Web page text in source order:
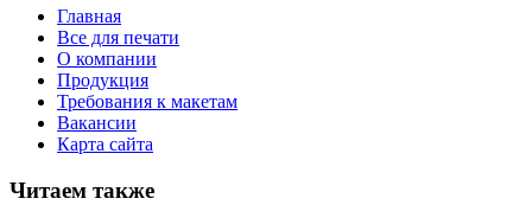
Главная
Все для печати
О компании
Продукция
Требования к макетам
Вакансии
Карта сайта
Читаем также